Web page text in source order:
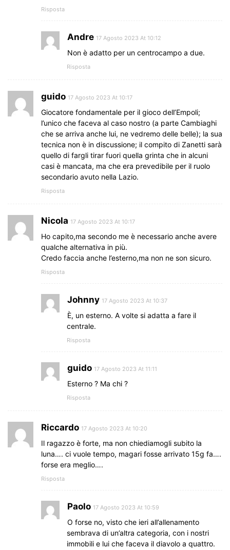
Risposta
Andre 17 Agosto 2023 At 10:12
Non è adatto per un centrocampo a due.
Risposta
guido 17 Agosto 2023 At 10:17
Giocatore fondamentale per il gioco dell’Empoli;
l’unico che faceva al caso nostro (a parte Cambiaghi
che se arriva anche lui, ne vedremo delle belle); la sua
tecnica non è in discussione; il compito di Zanetti sarà
quello di fargli tirar fuori quella grinta che in alcuni
casi è mancata, ma che era prevedibile per il ruolo
secondario avuto nella Lazio.
Risposta
Nicola 17 Agosto 2023 At 10:17
Ho capito,ma secondo me è necessario anche avere
qualche alternativa in più.
Credo faccia anche l’esterno,ma non ne son sicuro.
Risposta
Johnny 17 Agosto 2023 At 10:37
È, un esterno. A volte si adatta a fare il
centrale.
Risposta
guido 17 Agosto 2023 At 11:11
Esterno ? Ma chi ?
Risposta
Riccardo 17 Agosto 2023 At 10:20
Il ragazzo è forte, ma non chiediamogli subito la
luna…. ci vuole tempo, magari fosse arrivato 15g fa….
forse era meglio….
Risposta
Paolo 17 Agosto 2023 At 10:59
O forse no, visto che ieri all’allenamento
sembrava di un’altra categoria, con i nostri
immobili e lui che faceva il diavolo a quattro.